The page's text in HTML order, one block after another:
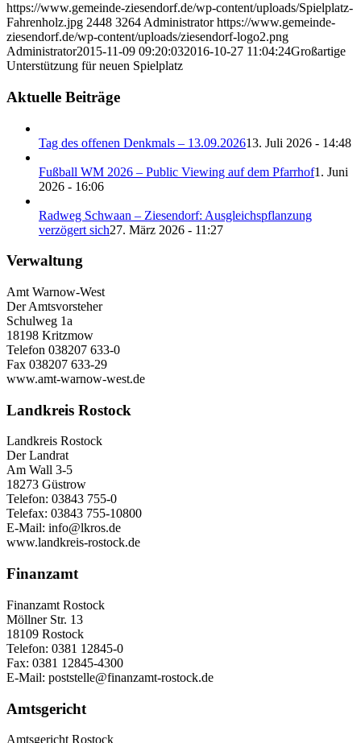
https://www.gemeinde-ziesendorf.de/wp-content/uploads/Spielplatz-
Fahrenholz.jpg 2448 3264 Administrator https://www.gemeinde-
ziesendorf.de/wp-content/uploads/ziesendorf-logo2.png
Administrator2015-11-09 09:20:032016-10-27 11:04:24Großartige
Unterstützung für neuen Spielplatz
Aktuelle Beiträge
Tag des offenen Denkmals – 13.09.202613. Juli 2026 - 14:48
Fußball WM 2026 – Public Viewing auf dem Pfarrhof1. Juni
2026 - 16:06
Radweg Schwaan – Ziesendorf: Ausgleichspflanzung
verzögert sich27. März 2026 - 11:27
Verwaltung
Amt Warnow-West
Der Amtsvorsteher
Schulweg 1a
18198 Kritzmow
Telefon 038207 633-0
Fax 038207 633-29
www.amt-warnow-west.de
Landkreis Rostock
Landkreis Rostock
Der Landrat
Am Wall 3-5
18273 Güstrow
Telefon: 03843 755-0
Telefax: 03843 755-10800
E-Mail: info@lkros.de
www.landkreis-rostock.de
Finanzamt
Finanzamt Rostock
Möllner Str. 13
18109 Rostock
Telefon: 0381 12845-0
Fax: 0381 12845-4300
E-Mail: poststelle@finanzamt-rostock.de
Amtsgericht
Amtsgericht Rostock